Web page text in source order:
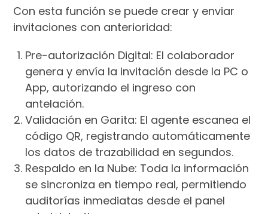
Con esta función se puede crear y enviar
invitaciones con anterioridad:
Pre-autorización Digital: El colaborador
genera y envía la invitación desde la PC o
App, autorizando el ingreso con
antelación.
Validación en Garita: El agente escanea el
código QR, registrando automáticamente
los datos de trazabilidad en segundos.
Respaldo en la Nube: Toda la información
se sincroniza en tiempo real, permitiendo
auditorías inmediatas desde el panel